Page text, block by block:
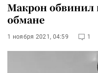
Макрон обвинил
обмане
1 ноября 2021, 04:59 1